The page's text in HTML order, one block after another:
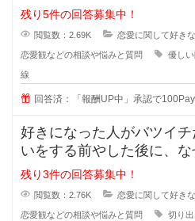
いのですが... なんという
残り5件の回答募集中！
閲覧数：2.69K 恋愛に関して好き
恋愛観などの相談や悩みと質問 優し
線
回答済：「報酬UP中」承認で
好きになった人がバツイ
いをする前やした後に、
ますか？ 離婚した原因を聞
残り3件の回答募集中！
閲覧数：2.76K 恋愛に関して好き
恋愛観などの相談や悩みと質問 切り